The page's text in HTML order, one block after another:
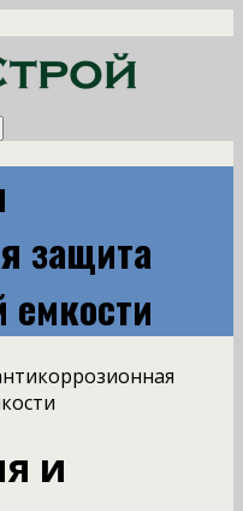
защита
емкости
и